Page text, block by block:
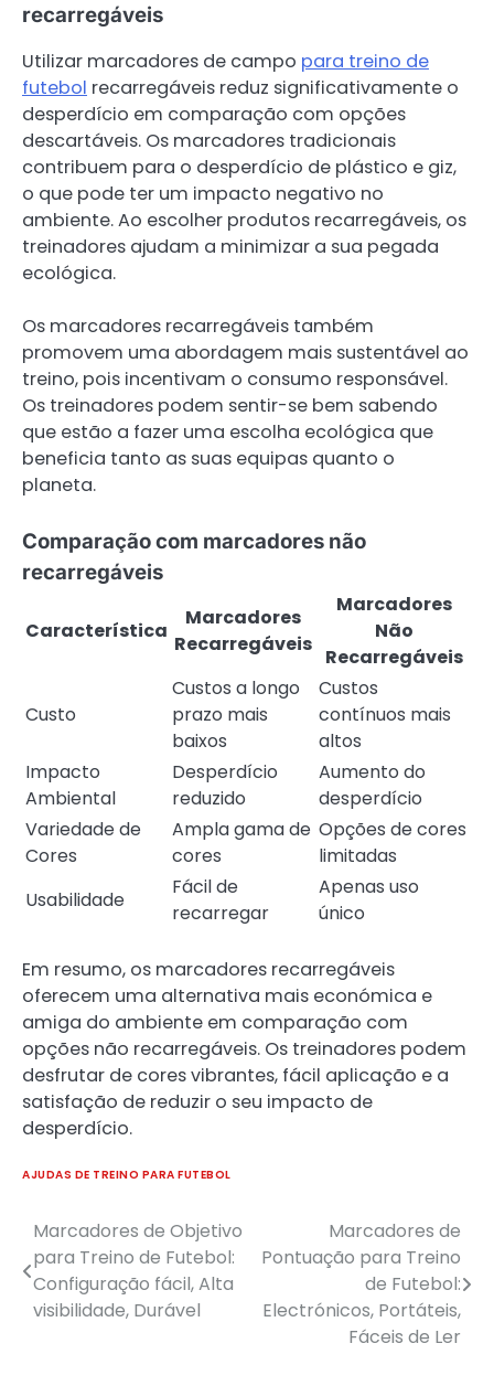
recarregáveis
Utilizar marcadores de campo para treino de
futebol recarregáveis reduz significativamente o
desperdício em comparação com opções
descartáveis. Os marcadores tradicionais
contribuem para o desperdício de plástico e giz,
o que pode ter um impacto negativo no
ambiente. Ao escolher produtos recarregáveis, os
treinadores ajudam a minimizar a sua pegada
ecológica.
Os marcadores recarregáveis também
promovem uma abordagem mais sustentável ao
treino, pois incentivam o consumo responsável.
Os treinadores podem sentir-se bem sabendo
que estão a fazer uma escolha ecológica que
beneficia tanto as suas equipas quanto o
planeta.
Comparação com marcadores não
recarregáveis
Característica
Marcadores
Recarregáveis
Marcadores
Não
Recarregáveis
Custo
Custos a longo
prazo mais
baixos
Custos
contínuos mais
altos
Impacto
Ambiental
Desperdício
reduzido
Aumento do
desperdício
Variedade de
Cores
Ampla gama de
cores
Opções de cores
limitadas
Usabilidade
Fácil de
recarregar
Apenas uso
único
Em resumo, os marcadores recarregáveis
oferecem uma alternativa mais económica e
amiga do ambiente em comparação com
opções não recarregáveis. Os treinadores podem
desfrutar de cores vibrantes, fácil aplicação e a
satisfação de reduzir o seu impacto de
desperdício.
AJUDAS DE TREINO PARA FUTEBOL
Post
navigation
Marcadores de Objetivo
para Treino de Futebol:
Configuração fácil, Alta
visibilidade, Durável
Marcadores de
Pontuação para Treino
de Futebol:
Electrónicos, Portáteis,
Fáceis de Ler